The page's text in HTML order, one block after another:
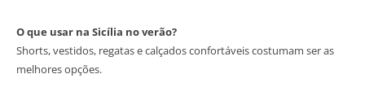
O que usar na Sicília no verão?
Shorts, vestidos, regatas e calçados confortáveis costumam ser as
melhores opções.